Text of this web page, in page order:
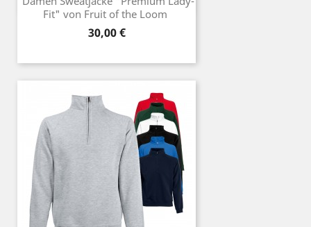
Fit" von Fruit of the Loom
Preis
30,00 €